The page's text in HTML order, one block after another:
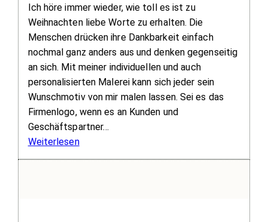
Ich höre immer wieder, wie toll es ist zu
Weihnachten liebe Worte zu erhalten. Die
Menschen drücken ihre Dankbarkeit einfach
nochmal ganz anders aus und denken gegenseitig
an sich. Mit meiner individuellen und auch
personalisierten Malerei kann sich jeder sein
Wunschmotiv von mir malen lassen. Sei es das
Firmenlogo, wenn es an Kunden und
Geschäftspartner…
Weiterlesen:
Weihnachten